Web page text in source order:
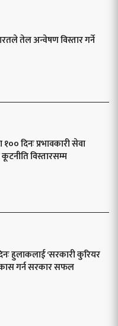
तेल अन्वेषण विस्तार गर्ने
१०० दिनः प्रभावकारी सेवा
विस्तारसम्म
हुलाकलाई ‘सरकारी कुरियर
गर्न सरकार सफल